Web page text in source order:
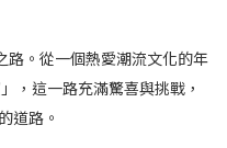
。從一個熱愛潮流文化的年
，這一路充滿驚喜與挑戰，
道路。